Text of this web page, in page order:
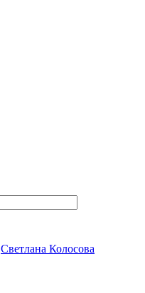
Светлана Колосова